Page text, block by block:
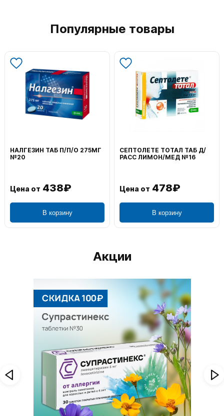
Популярные товары
НАЛГЕЗИН ТАБ П/П/О 275МГ
№20
Цена от 438₽
В корзину
СЕПТОЛЕТЕ ТОТАЛ ТАБ Д/
РАСС ЛИМОН/МЕД №16
Цена от 478₽
В корзину
Акции